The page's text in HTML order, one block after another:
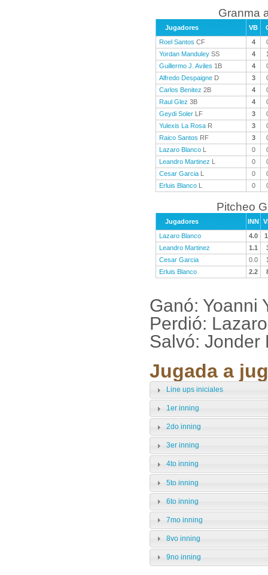
Granma
Jugadores VB
Roel Santos CF 4
Yordan Manduley SS 4
Guillermo J. Aviles 1B 4
Alfredo Despaigne D 3
Carlos Benitez 2B 4
Raul Glez 3B 4
Geydi Soler LF 3
Yulexis La Rosa R 3
Raico Santos RF 3
Lazaro Blanco L 0
Leandro Martinez L 0
Cesar Garcia L 0
Erluis Blanco L 0
Pitcheo
Jugadores INN
Lazaro Blanco
4.0
Leandro Martinez
1.1
Cesar Garcia
0.0
Erluis Blanco
2.2
Ganó: Yoanni
Perdió:
Salvó: Jonder
Jugada a
Line ups iniciales
1er inning
2do inning
3er inning
4to inning
5to inning
6to inning
7mo inning
8vo inning
9no inning